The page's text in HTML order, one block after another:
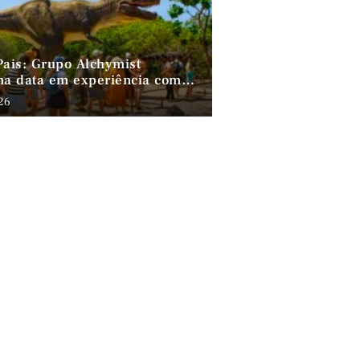
Grupo Alchymist
data em experiência com
gastronomia e lazer em